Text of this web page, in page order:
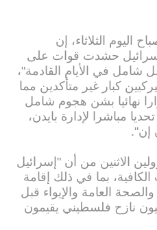
الثلاثاء، إن
إسرائيل حشدت قوات على
شامل في الأيام القادمة"،
كبار غير متأكدين مما
نهائيا بشن هجوم شامل
مباشرا لإدارة بايدن،
إن".
الاثنين من أن "إسرائيل
بما في ذلك إقامة
والصحة العامة والإيواء قبل
نازح فلسطيني يقيمون